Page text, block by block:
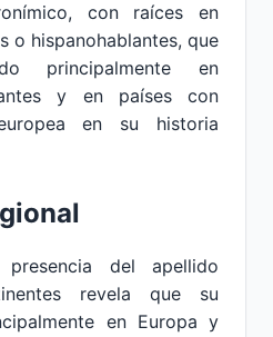
con raíces en
o hispanohablantes, que
principalmente en
y en países con
en su historia
del apellido
revela que su
en Europa y